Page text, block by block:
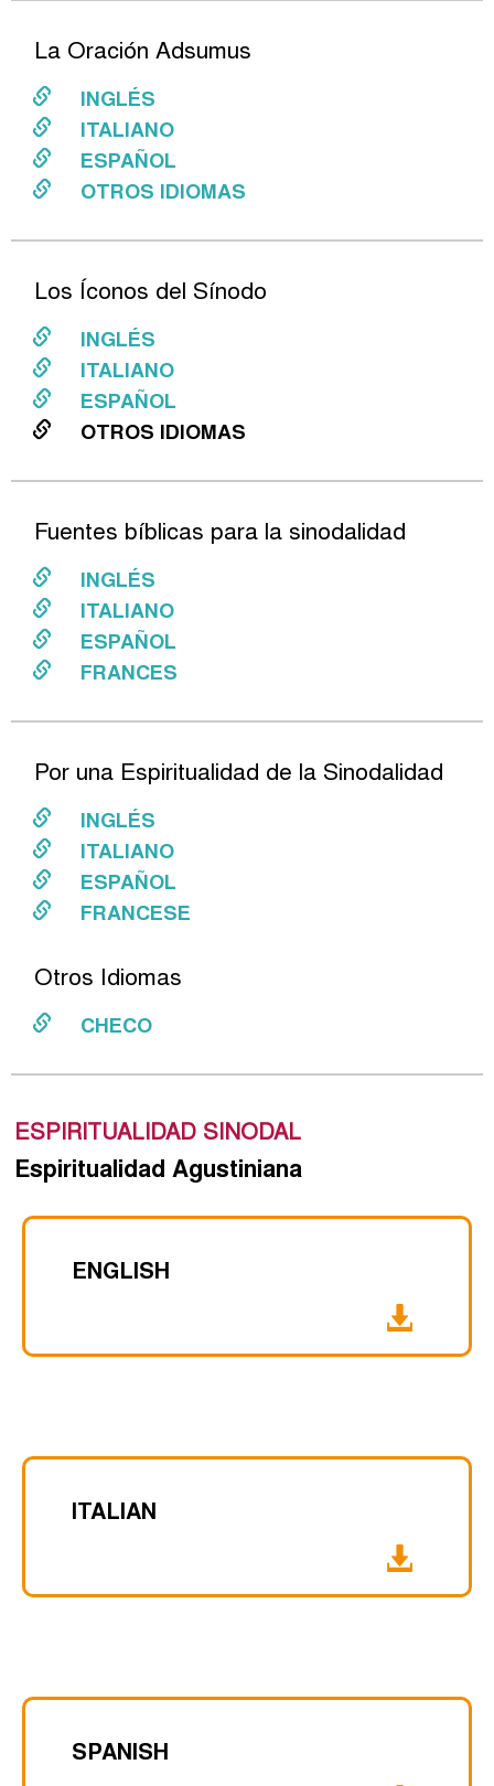
La Oración Adsumus
INGLÉS
ITALIANO
ESPAÑOL
OTROS IDIOMAS
Los Íconos del Sínodo
INGLÉS
ITALIANO
ESPAÑOL
OTROS IDIOMAS
Fuentes bíblicas para la sinodalidad
INGLÉS
ITALIANO
ESPAÑOL
FRANCES
Por una Espiritualidad de la Sinodalidad
INGLÉS
ITALIANO
ESPAÑOL
FRANCESE
Otros Idiomas
CHECO
ESPIRITUALIDAD SINODAL
Espiritualidad Agustiniana
ENGLISH
ITALIAN
SPANISH